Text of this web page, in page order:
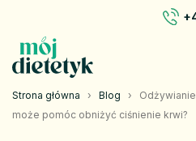
Strona główna › Blog ›
może pomóc obniżyć ciśnienie krwi?